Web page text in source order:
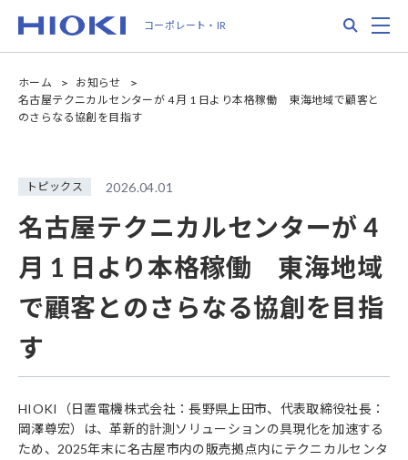
ン
コーポレート・IR
ホーム
お知らせ
名古屋テクニカルセンターが 4 月 1 日より本格稼働 東海地域で顧客と
のさらなる協創を目指す
トピックス 2026.04.01
名古屋テクニカルセンターが 4
月 1 日より本格稼働 東海地域
で顧客とのさらなる協創を目指
す
HIOKI（日置電機株式会社：長野県上田市、代表取締役社長：
岡澤尊宏）は、革新的計測ソリューションの具現化を加速する
ため、2025年末に名古屋市内の販売拠点内にテクニカルセンタ